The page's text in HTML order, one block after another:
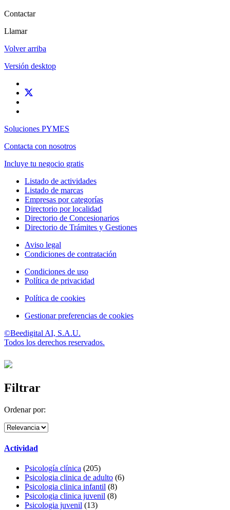
Contactar
Llamar
Volver arriba
Versión desktop
Soluciones PYMES
Contacta con nosotros
Incluye tu negocio gratis
Listado de actividades
Listado de marcas
Empresas por categorías
Directorio por localidad
Directorio de Concesionarios
Directorio de Trámites y Gestiones
Aviso legal
Condiciones de contratación
Condiciones de uso
Política de privacidad
Política de cookies
Gestionar preferencias de cookies
©Beedigital AI, S.A.U.
Todos los derechos reservados.
Filtrar
Ordenar por:
Actividad
Psicología clínica (205)
Psicologia clinica de adulto (6)
Psicologia clinica infantil (8)
Psicologia clinica juvenil (8)
Psicologia juvenil (13)